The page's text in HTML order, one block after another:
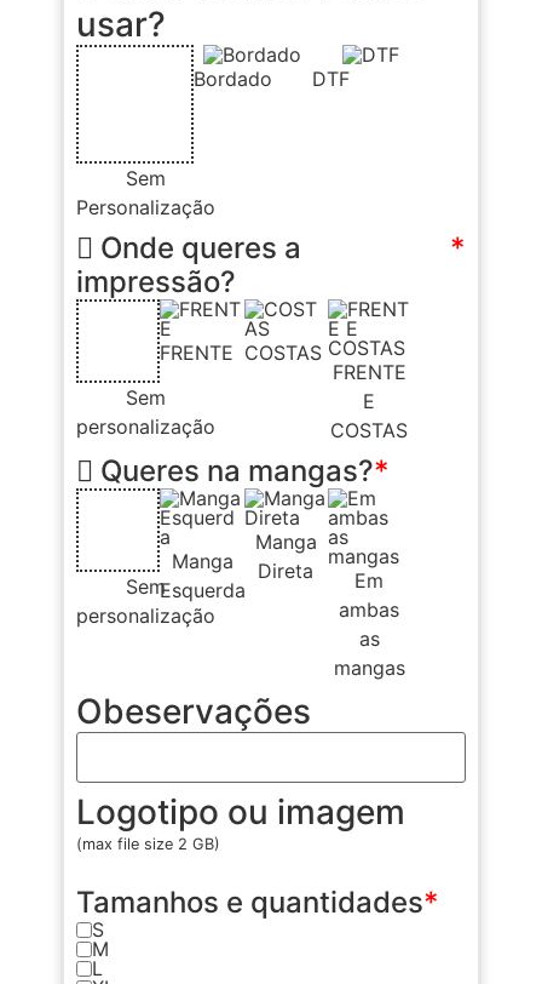
usar?
Sem
Personalização
Bordado DTF
*
Onde queres a
impressão?
Sem
personalização
FRENTE COSTAS
FRENTE
E
COSTAS
*
Queres na mangas?
Sem
personalização
Manga
Esquerda
Manga
Direta
Em
ambas
as
mangas
Obeservações
Logotipo ou imagem
(max file size 2 GB)
*
Tamanhos e quantidades
S
M
L